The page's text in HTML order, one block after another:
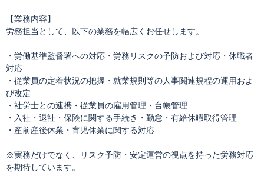
【業務内容】
労務担当として、以下の業務を幅広くお任せします。
・労働基準監督署への対応・労務リスクの予防および対応・休職者
対応
・従業員の定着状況の把握・就業規則等の人事関連規程の運用およ
び改定
・社労士との連携・従業員の雇用管理・台帳管理
・入社・退社・保険に関する手続き・勤怠・有給休暇取得管理
・産前産後休業・育児休業に関する対応
※実務だけでなく、リスク予防・安定運営の視点を持った労務対応
を期待しています。